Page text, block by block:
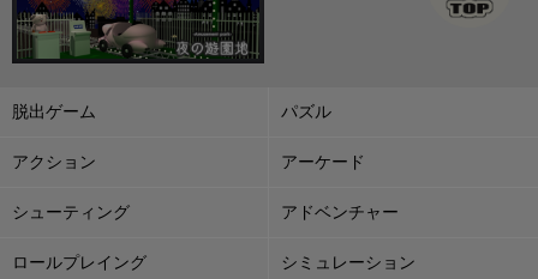
脱出ゲーム パズル
アクション アーケード
シューティング アドベンチャー
ロールプレイング シミュレーション